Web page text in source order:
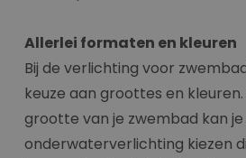
Allerlei formaten en kleuren
Bij de verlichting voor
keuze aan groottes en
grootte van je zwembad kan je
onderwaterverlichting kiezen